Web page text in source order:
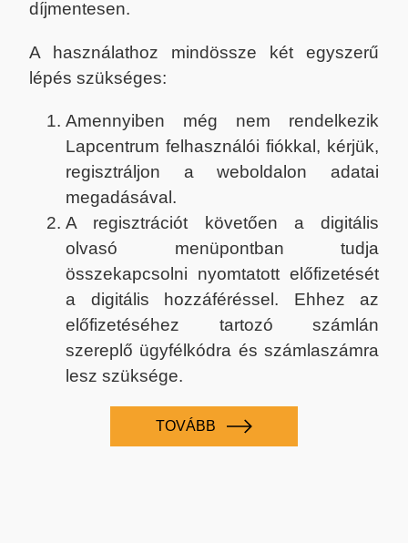
díjmentesen.
A használathoz mindössze két egyszerű
lépés szükséges:
Amennyiben még nem rendelkezik
Lapcentrum felhasználói fiókkal, kérjük,
regisztráljon a weboldalon adatai
megadásával.
A regisztrációt követően a digitális
olvasó menüpontban tudja
összekapcsolni nyomtatott előfizetését
a digitális hozzáféréssel. Ehhez az
előfizetéséhez tartozó számlán
szereplő ügyfélkódra és számlaszámra
lesz szüksége.
TOVÁBB